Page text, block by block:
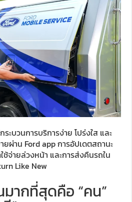
ะบวนการบริการง่าย โปร่งใส และ
ยผ่าน Ford app การอัปเดตสถานะ
จ่ายล่วงหน้า และการส่งคืนรถใน
Like New
ากที่สุดคือ “คน”